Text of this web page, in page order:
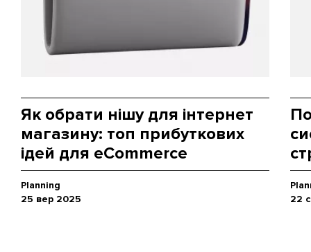
Як обрати нішу для інтернет
магазину: топ прибуткових
ідей для eCommerce
Planning
25 вер 2025
22